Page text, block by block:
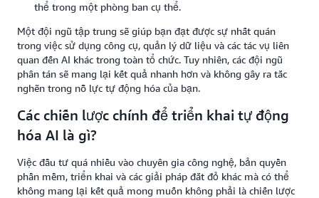
thể trong một phòng ban cụ thể.
Một đội ngũ tập trung sẽ giúp bạn đạt được sự nhất quán
trong việc sử dụng công cụ, quản lý dữ liệu và các tác vụ liên
quan đến AI khác trong toàn tổ chức. Tuy nhiên, các đội ngũ
phân tán sẽ mang lại kết quả nhanh hơn và không gây ra tắc
nghẽn trong nỗ lực tự động hóa của bạn.
Các chiến lược chính để triển khai tự động
hóa AI là gì?
Việc đầu tư quá nhiều vào chuyên gia công nghệ, bản quyền
phần mềm, triển khai và các giải pháp đắt đỏ khác mà có thể
không mang lại kết quả mong muốn không phải là chiến lược